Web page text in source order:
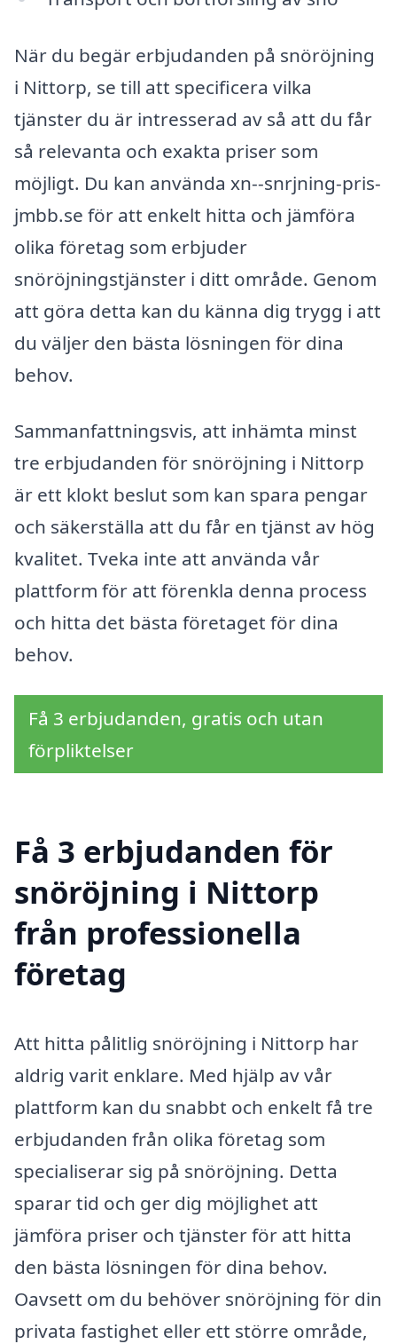
När du begär erbjudanden på snöröjning
i Nittorp, se till att specificera vilka
tjänster du är intresserad av så att du får
så relevanta och exakta priser som
möjligt. Du kan använda xn--snrjning-pris-
jmbb.se för att enkelt hitta och jämföra
olika företag som erbjuder
snöröjningstjänster i ditt område. Genom
att göra detta kan du känna dig trygg i att
du väljer den bästa lösningen för dina
behov.
Sammanfattningsvis, att inhämta minst
tre erbjudanden för snöröjning i Nittorp
är ett klokt beslut som kan spara pengar
och säkerställa att du får en tjänst av hög
kvalitet. Tveka inte att använda vår
plattform för att förenkla denna process
och hitta det bästa företaget för dina
behov.
Få 3 erbjudanden, gratis och utan
förpliktelser
Få 3 erbjudanden för
snöröjning i Nittorp
från professionella
företag
Att hitta pålitlig snöröjning i Nittorp har
aldrig varit enklare. Med hjälp av vår
plattform kan du snabbt och enkelt få tre
erbjudanden från olika företag som
specialiserar sig på snöröjning. Detta
sparar tid och ger dig möjlighet att
jämföra priser och tjänster för att hitta
den bästa lösningen för dina behov.
Oavsett om du behöver snöröjning för din
privata fastighet eller ett större område,